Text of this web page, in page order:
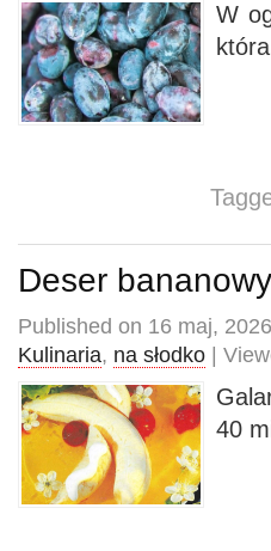
W
Deser bananowy
Published on 16 maj,
Kulinaria, na słodko |
40